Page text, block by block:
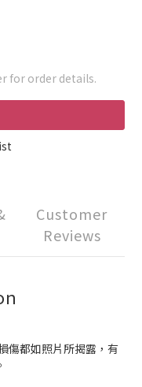
for order details.
Customer
Reviews
傷都如照片所揭露，有